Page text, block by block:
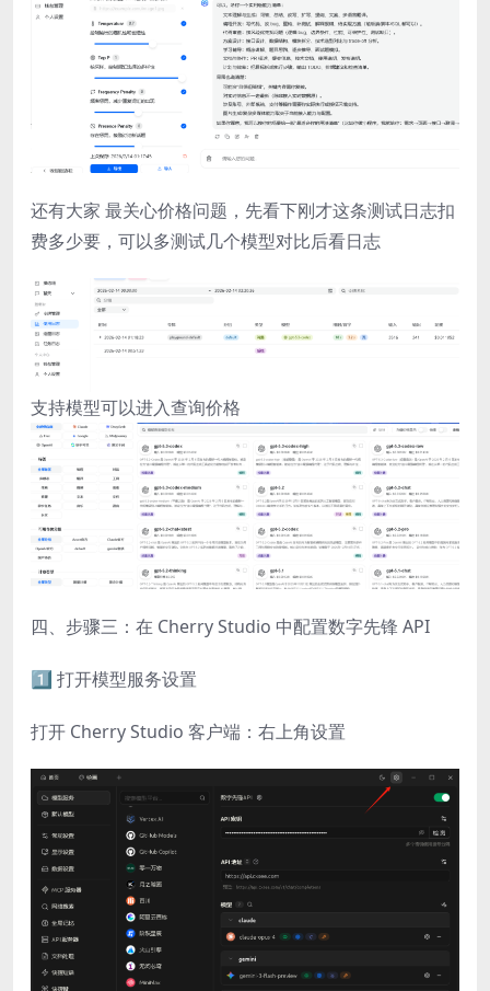
还有大家 最关心价格问题，先看下刚才这条测试日志扣
费多少要，可以多测试几个模型对比后看日志
支持模型可以进入查询价格
四、步骤三：在 Cherry Studio 中配置数字先锋 API
1️⃣ 打开模型服务设置
打开 Cherry Studio 客户端：右上角设置